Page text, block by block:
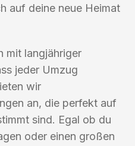
auf deine neue Heimat
mit langjähriger
jeder Umzug
wir
an, die perfekt auf
sind. Egal ob du
oder einen großen